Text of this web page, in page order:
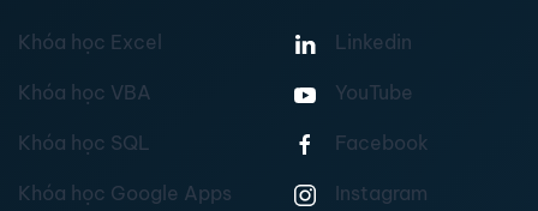
Khóa học Excel
Khóa học VBA
Khóa học SQL
Khóa học Google Apps
Linkedin
YouTube
Facebook
Instagram